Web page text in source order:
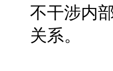
不干涉内
关系。